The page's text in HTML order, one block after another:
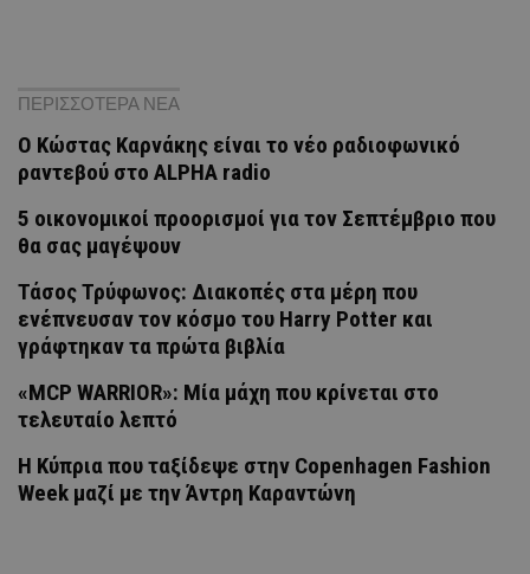
ΠΕΡΙΣΣΟΤΕΡΑ ΝΕΑ
Ο Κώστας Καρνάκης είναι το νέο ραδιοφωνικό
ραντεβού στο ALPHA radio
5 οικονομικοί προορισμοί για τον Σεπτέμβριο που
θα σας μαγέψουν
Τάσος Τρύφωνος: Διακοπές στα μέρη που
ενέπνευσαν τον κόσμο του Harry Potter και
γράφτηκαν τα πρώτα βιβλία
«MCP WARRIOR»: Μία μάχη που κρίνεται στο
τελευταίο λεπτό
Η Κύπρια που ταξίδεψε στην Copenhagen Fashion
Week μαζί με την Άντρη Καραντώνη